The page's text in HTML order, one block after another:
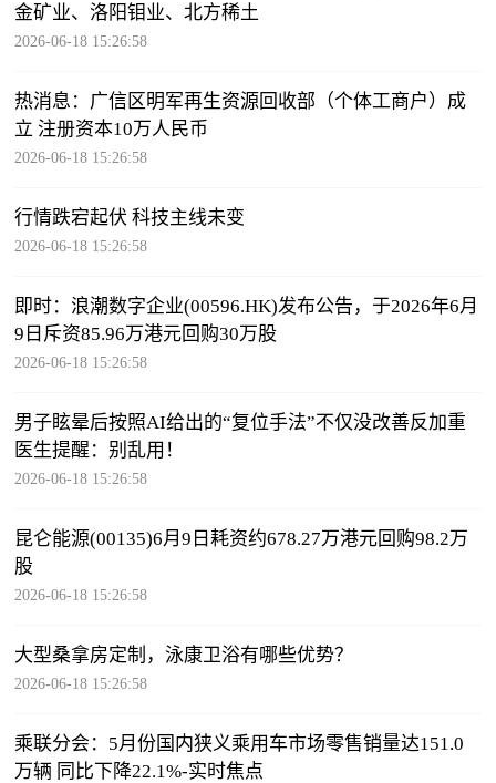
金矿业、洛阳钼业、北方稀土
2026-06-18 15:26:58
热消息：广信区明军再生资源回收部（个体工商户）成
立 注册资本10万人民币
2026-06-18 15:26:58
行情跌宕起伏 科技主线未变
2026-06-18 15:26:58
即时：浪潮数字企业(00596.HK)发布公告，于2026年6月
9日斥资85.96万港元回购30万股
2026-06-18 15:26:58
男子眩晕后按照AI给出的“复位手法”不仅没改善反加重
医生提醒：别乱用！
2026-06-18 15:26:58
昆仑能源(00135)6月9日耗资约678.27万港元回购98.2万
股
2026-06-18 15:26:58
大型桑拿房定制，泳康卫浴有哪些优势？
2026-06-18 15:26:58
乘联分会：5月份国内狭义乘用车市场零售销量达151.0
万辆 同比下降22.1%-实时焦点